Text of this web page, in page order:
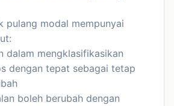
pulang modal mempunyai
dalam mengklasifikasikan
dengan tepat sebagai tetap
boleh berubah dengan